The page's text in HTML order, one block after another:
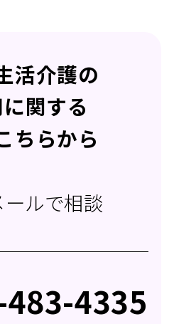
活介護の
関する
ちらから
ールで相談
4335